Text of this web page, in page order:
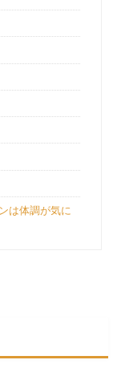
は体調が気に